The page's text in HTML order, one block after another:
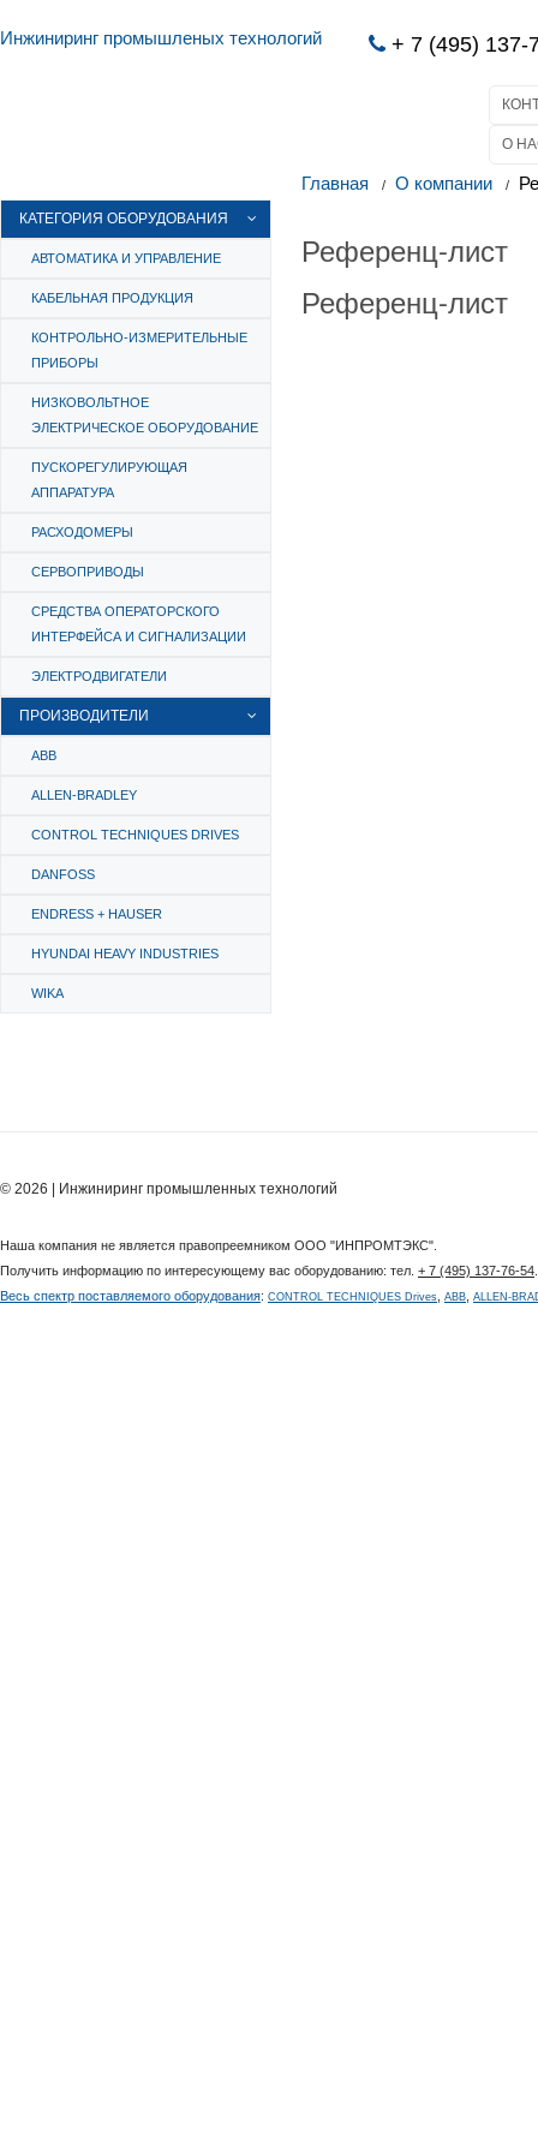
Инжиниринг промышленых технологий + 7 (495) 137-
О
КАТЕГОРИЯ ОБОРУДОВАНИЯ
АВТОМАТИКА И УПРАВЛЕНИЕ
КАБЕЛЬНАЯ ПРОДУКЦИЯ
КОНТРОЛЬНО-ИЗМЕРИТЕЛЬНЫЕ
ПРИБОРЫ
НИЗКОВОЛЬТНОЕ
ЭЛЕКТРИЧЕСКОЕ ОБОРУДОВАНИЕ
ПУСКОРЕГУЛИРУЮЩАЯ
АППАРАТУРА
РАСХОДОМЕРЫ
СЕРВОПРИВОДЫ
СРЕДСТВА ОПЕРАТОРСКОГО
ИНТЕРФЕЙСА И СИГНАЛИЗАЦИИ
ЭЛЕКТРОДВИГАТЕЛИ
ПРОИЗВОДИТЕЛИ
ABB
ALLEN-BRADLEY
CONTROL TECHNIQUES DRIVES
DANFOSS
ENDRESS + HAUSER
HYUNDAI HEAVY INDUSTRIES
WIKA
Главная О компании
Референц-лист
Референц-лист
© 2026 | Инжиниринг промышленных технологий
Наша компания не является правопреемником ООО "ИНПРОМТЭКС".
Получить информацию по интересующему вас оборудованию: тел. + 7 (495) 137-76-54
Весь спектр поставляемого оборудования: CONTROL TECHNIQUES Drives ABB ALLEN-